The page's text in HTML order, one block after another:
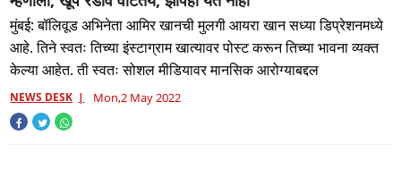
मुंबई: बॉलिवूड अभिनेता आमिर खानची मुलगी आयरा खान सध्या डिप्रेशनमध्ये
आहे. तिने स्वतः तिच्या इंस्टाग्राम खात्यावर पोस्ट करून तिच्या भावना व्यक्त
केल्या आहेत. ती स्वतः सोशल मीडियावर मानसिक आरोग्याबद्दल
NEWS DESK Mon,2 May 2022